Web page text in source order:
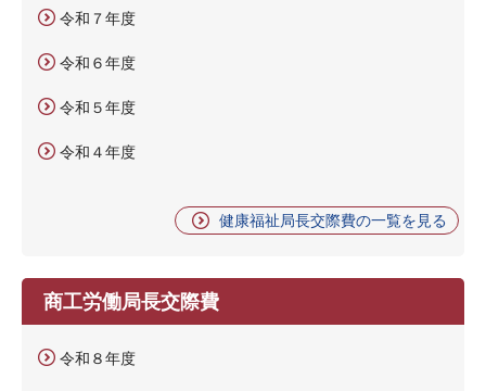
令和７年度
令和６年度
令和５年度
令和４年度
健康福祉局長交際費の一覧を見る
商工労働局長交際費
令和８年度